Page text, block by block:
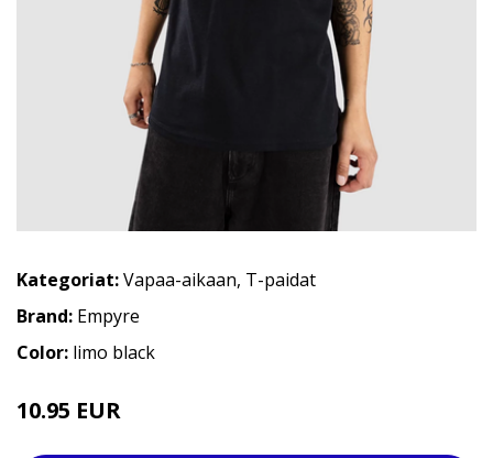
Kategoriat:Vapaa-aikaan, T-paidat
Brand: Empyre
Color: limo black
10.95 EUR